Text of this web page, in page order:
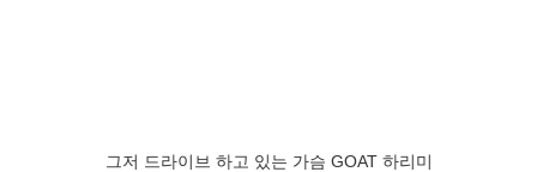
그저 드라이브 하고 있는 가슴 GOAT 하리미